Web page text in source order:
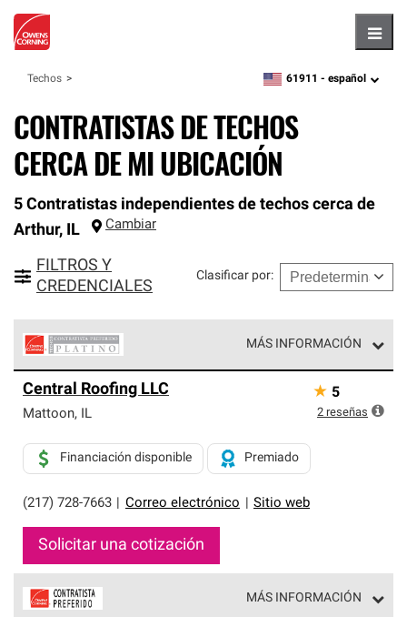
Techos zipcode, language
61911 - español
CONTRATISTAS DE TECHOS
CERCA DE MI UBICACIÓN
5 Contratistas independientes de techos cerca de
Arthur, IL Cambiar
FILTROS Y
CREDENCIALES
Clasificar por:
MÁS INFORMACIÓN
Corning constituyen el nivel superior de nuestra red
exclusiva y cumplen con estándares estrictos de
Solo ellos pueden ofrecer nuestra mejor garantía de
sistemas de techos.
Central Roofing LLC
Mattoon, IL
(217) 728-7663 Correo electrónico Sitio web
Financiación disponible Premiado
Solicitar una cotización
★ 5
2 reseñas
MÁS INFORMACIÓN